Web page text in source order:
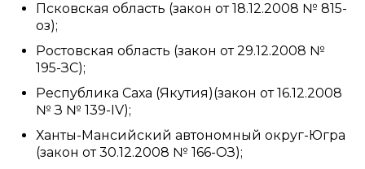
Псковская область (закон от 18.12.2008 № 815-
оз);
Ростовская область (закон от 29.12.2008 №
195-ЗС);
Республика Саха (Якутия)(закон от 16.12.2008
№ З № 139-IV);
Ханты-Мансийский автономный округ-Югра
(закон от 30.12.2008 № 166-ОЗ);